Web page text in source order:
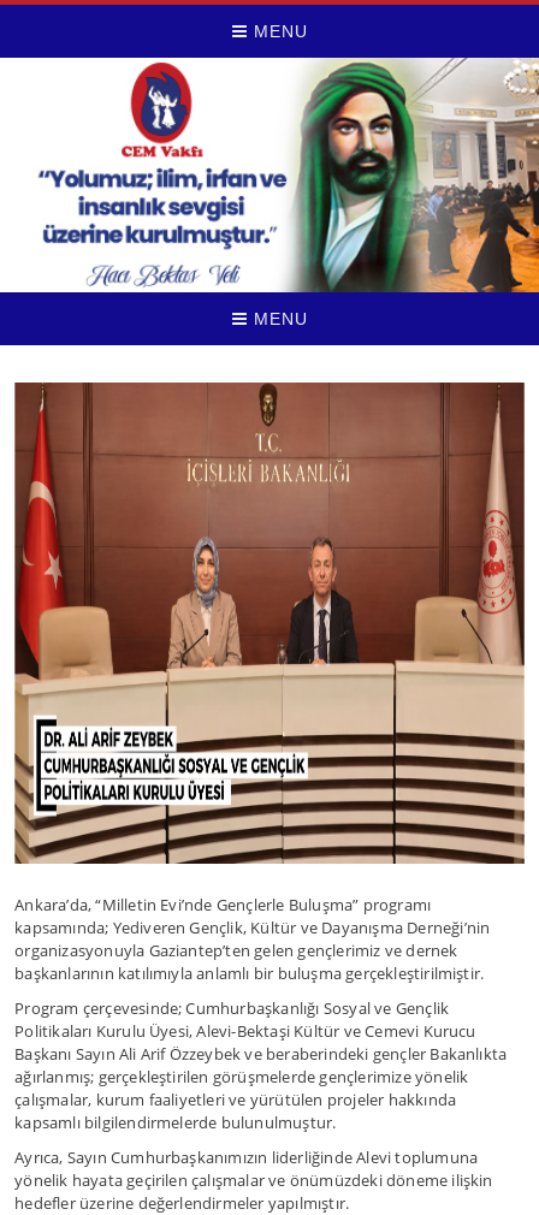
MENU
MENU
Ankara’da, “Milletin Evi’nde Gençlerle Buluşma” programı
kapsamında; Yediveren Gençlik, Kültür ve Dayanışma Derneği’nin
organizasyonuyla Gaziantep’ten gelen gençlerimiz ve dernek
başkanlarının katılımıyla anlamlı bir buluşma gerçekleştirilmiştir.
Program çerçevesinde; Cumhurbaşkanlığı Sosyal ve Gençlik
Politikaları Kurulu Üyesi, Alevi-Bektaşi Kültür ve Cemevi Kurucu
Başkanı Sayın Ali Arif Özzeybek ve beraberindeki gençler Bakanlıkta
ağırlanmış; gerçekleştirilen görüşmelerde gençlerimize yönelik
çalışmalar, kurum faaliyetleri ve yürütülen projeler hakkında
kapsamlı bilgilendirmelerde bulunulmuştur.
Ayrıca, Sayın Cumhurbaşkanımızın liderliğinde Alevi toplumuna
yönelik hayata geçirilen çalışmalar ve önümüzdeki döneme ilişkin
hedefler üzerine değerlendirmeler yapılmıştır.